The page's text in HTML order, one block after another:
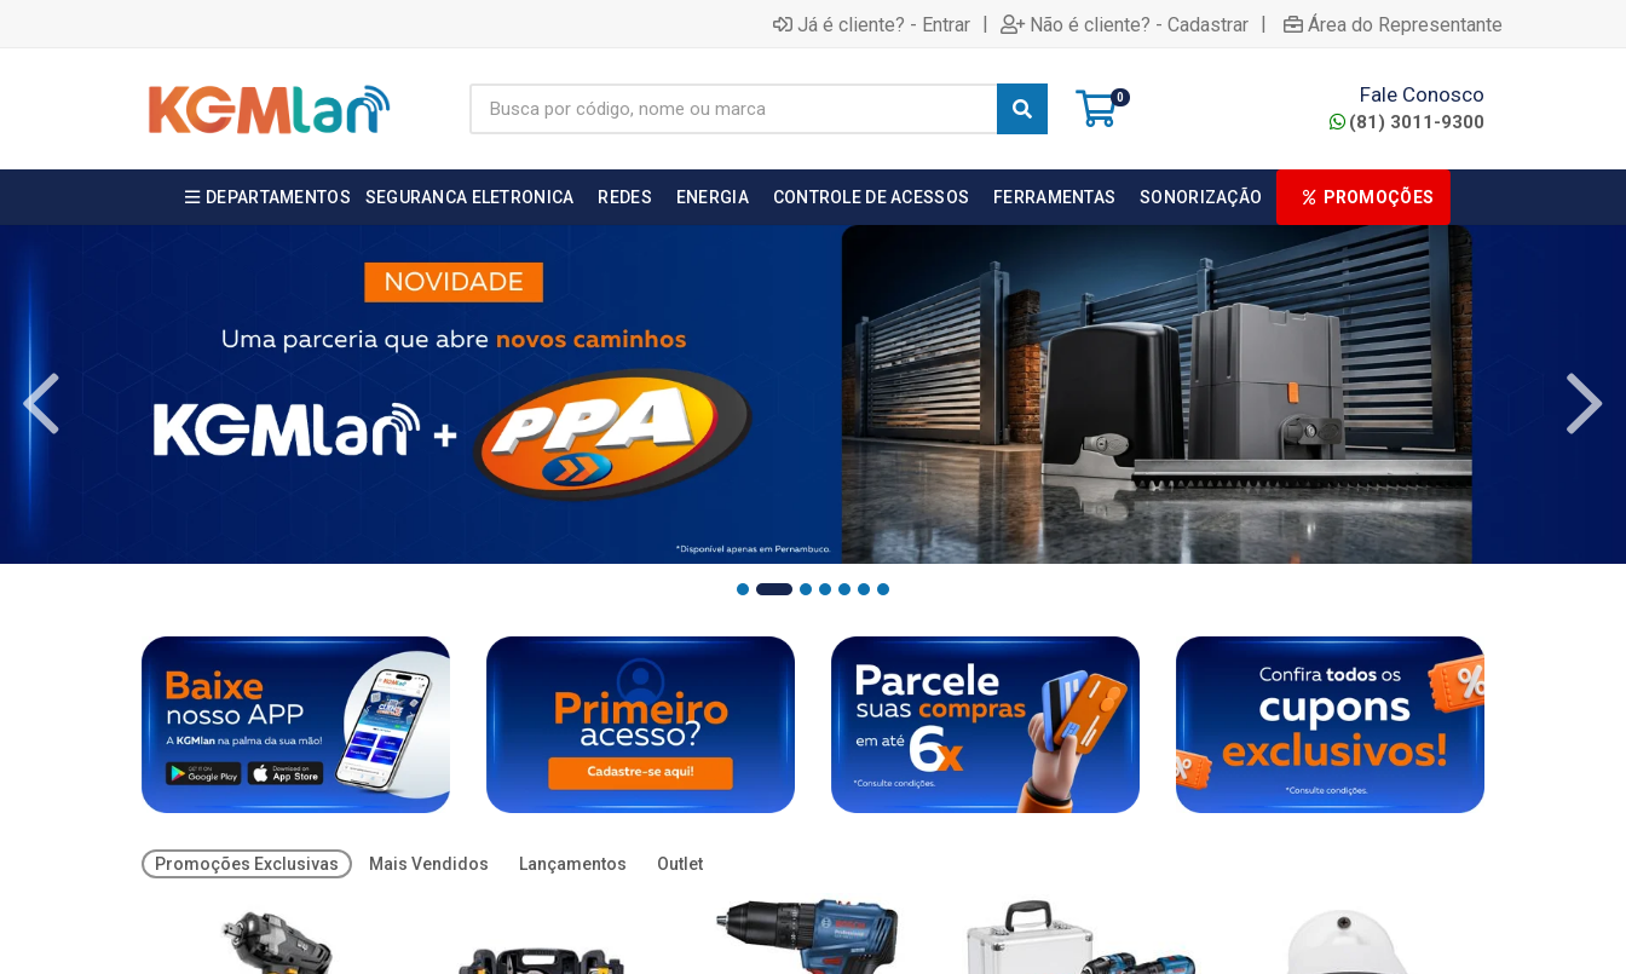
Já é cliente? - Entrar | Não é cliente? - Cadastrar | Área do Representante
0 Fale Conosco
(81) 3011-9300
DEPARTAMENTOS SEGURANCA ELETRONICA REDES ENERGIA CONTROLE DE ACESSOS FERRAMENTAS SONORIZAÇÃO PROMOÇÕES
Promoções Exclusivas Mais Vendidos Lançamentos Outlet